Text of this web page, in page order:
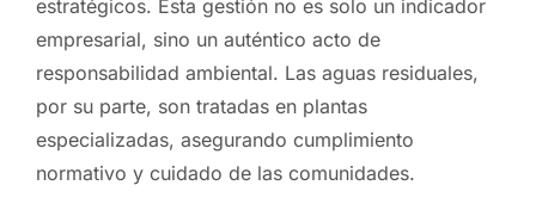
estratégicos. Esta gestión no es solo un indicador
empresarial, sino un auténtico acto de
responsabilidad ambiental. Las aguas residuales,
por su parte, son tratadas en plantas
especializadas, asegurando cumplimiento
normativo y cuidado de las comunidades.